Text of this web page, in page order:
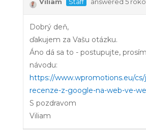
Dobrý deň,
ďakujem za Vašu otázku.
Áno dá sa to - postupujte,
návodu:
https://www.wpromotions.eu/
recenze-z-google-na-web-ve-
S pozdravom
Viliam